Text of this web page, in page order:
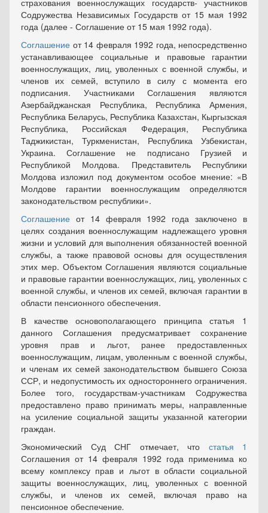
страхования военнослужащих государств- участников
Содружества Независимых Государств от 15 мая 1992
года (далее - Соглашение от 15 мая 1992 года).
Соглашение от 14 февраля 1992 года, непосредственно
устанавливающее социальные и правовые гарантии
военнослужащих, лиц, уволенных с военной службы, и
членов их семей, вступило в силу с момента его
подписания. Участниками Соглашения являются
Азербайджанская Республика, Республика Армения,
Республика Беларусь, Республика Казахстан, Кыргызская
Республика, Российская Федерация, Республика
Таджикистан, Туркменистан, Республика Узбекистан,
Украина. Соглашение не подписано Грузией и
Республикой Молдова. Представитель Республики
Молдова изложил под документом особое мнение: «В
Молдове гарантии военнослужащим определяются
законодательством республики».
Соглашение от 14 февраля 1992 года заключено в
целях создания военнослужащим надлежащего уровня
жизни и условий для выполнения обязанностей военной
службы, а также правовой основы для осуществления
этих мер. Объектом Соглашения являются социальные
и правовые гарантии военнослужащих, лиц, уволенных с
военной службы, и членов их семей, включая гарантии в
области пенсионного обеспечения.
В качестве основополагающего принципа статья 1
данного Соглашения предусматривает сохранение
уровня прав и льгот, ранее предоставленных
военнослужащим, лицам, уволенным с военной службы,
и членам их семей законодательством бывшего Союза
ССР, и недопустимость их одностороннего ограничения.
Более того, государствам-участникам Содружества
предоставлено право принимать меры, направленные
на усиление социальной защиты указанной категории
граждан.
Экономический Суд СНГ отмечает, что статья 1
Соглашения от 14 февраля 1992 года применима ко
всему комплексу прав и льгот в области социальной
защиты военнослужащих, лиц, уволенных с военной
службы, и членов их семей, включая право на
пенсионное обеспечение.